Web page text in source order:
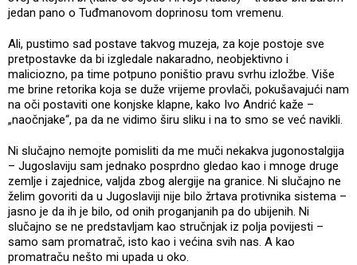
jedan pano o Tuđmanovom doprinosu tom vremenu.
Ali, pustimo sad postave takvog muzeja, za koje postoje sve
pretpostavke da bi izgledale nakaradno, neobjektivno i
maliciozno, pa time potpuno poništio pravu svrhu izložbe. Više
me brine retorika koja se duže vrijeme provlači, pokušavajući nam
na oči postaviti one konjske klapne, kako Ivo Andrić kaže –
„naočnjake“, pa da ne vidimo širu sliku i na to smo se već navikli.
Ni slučajno nemojte pomisliti da me muči nekakva jugonostalgija
– Jugoslaviju sam jednako posprdno gledao kao i mnoge druge
zemlje i zajednice, valjda zbog alergije na granice. Ni slučajno ne
želim govoriti da u Jugoslaviji nije bilo žrtava protivnika sistema –
jasno je da ih je bilo, od onih proganjanih pa do ubijenih. Ni
slučajno se ne predstavljam kao stručnjak iz polja povijesti –
samo sam promatrač, isto kao i većina svih nas. A kao
promatraču nešto mi upada u oko.